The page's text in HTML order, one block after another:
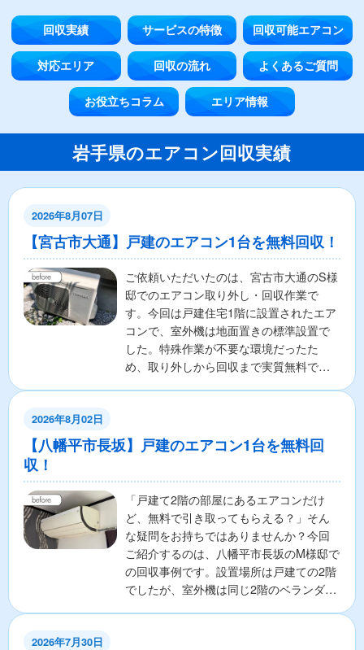
回収実績 サービスの特徴 回収可能エアコン
対応エリア 回収の流れ よくあるご質問
お役立ちコラム エリア情報
岩手県のエアコン回収実績
2026年8月07日
【宮古市大通】戸建のエアコン1台を無料回収！
ご依頼いただいたのは、宮古市大通のS様
邸でのエアコン取り外し・回収作業で
す。今回は戸建住宅1階に設置されたエア
コンで、室外機は地面置きの標準設置で
した。特殊作業が不要な環境だったた
め、取り外しから回収まで実質無料で対
2026年8月02日
【八幡平市長坂】戸建のエアコン1台を無料回
収！
​「戸建て2階の部屋にあるエアコンだけ
ど、無料で引き取ってもらえる？」そん
な疑問をお持ちではありませんか？今回
ご紹介するのは、八幡平市長坂のM様邸で
の回収事例です。​設置場所は戸建ての2階
でしたが、室外機は同じ2階のベランダ床
2026年7月30日